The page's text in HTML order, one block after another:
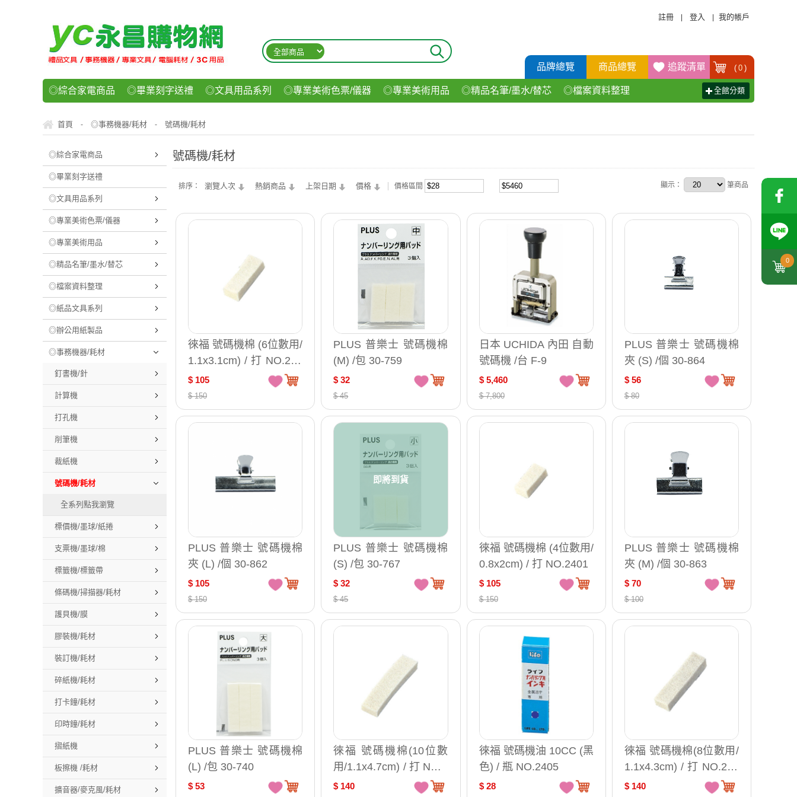
0
註冊 登入 我的帳戶
品牌總覽 商品總覽 追蹤清單 ( 0 )
◎綜合家電商品 ◎畢業刻字送禮 ◎文具用品系列 ◎專業美術色票/儀器 ◎專業美術用品 ◎精品名筆/墨水/替芯 ◎檔案資料整理
◎運動/休閒/樂器 ◎客製化禮贈品 ◎食品/零食/飲料
全館分類
首頁 - ◎事務機器/耗材 - 號碼機/耗材
◎綜合家電商品
◎畢業刻字送禮
◎文具用品系列
◎專業美術色票/儀器
◎專業美術用品
◎精品名筆/墨水/替芯
◎檔案資料整理
◎紙品文具系列
◎辦公用紙製品
◎事務機器/耗材
釘書機/針
計算機
打孔機
削筆機
裁紙機
號碼機/耗材
全系列點我瀏覽
標價機/墨球/紙捲
支票機/墨球/棉
標籤機/標籤帶
條碼機/掃描器/耗材
護貝機/膜
膠裝機/耗材
裝訂機/耗材
碎紙機/耗材
打卡鐘/耗材
印時鐘/耗材
摺紙機
板擦機 /耗材
擴音器/麥克風/耗材
號碼機/耗材
排序： 瀏覽人次 熱銷商品 上架日期 價格 價格區間 顯示： 筆商品
徠福 號碼機棉 (6位數用/
1.1x3.1cm) / 打 NO.240
2
$ 105
$ 150
PLUS 普樂士 號碼機棉
(M) /包 30-759
$ 32
$ 45
日本 UCHIDA 內田 自動
號碼機 /台 F-9
$ 5,460
$ 7,800
PLUS 普樂士 號碼機棉
夾 (S) /個 30-864
$ 56
$ 80
PLUS 普樂士 號碼機棉
夾 (L) /個 30-862
$ 105
$ 150
即將到貨
PLUS 普樂士 號碼機棉
(S) /包 30-767
$ 32
$ 45
徠福 號碼機棉 (4位數用/
0.8x2cm) / 打 NO.2401
$ 105
$ 150
PLUS 普樂士 號碼機棉
夾 (M) /個 30-863
$ 70
$ 100
PLUS 普樂士 號碼機棉
(L) /包 30-740
$ 53
徠福 號碼機棉(10位數
用/1.1x4.7cm) / 打 NO.2
404
$ 140
徠福 號碼機油 10CC (黑
色) / 瓶 NO.2405
$ 28
徠福 號碼機棉(8位數用/
1.1x4.3cm) / 打 NO.240
3
$ 140